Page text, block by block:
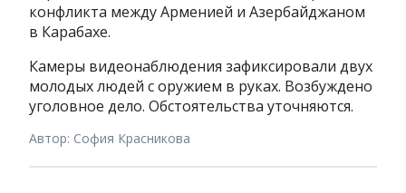
конфликта между Арменией и Азербайджаном
в Карабахе.
Камеры видеонаблюдения зафиксировали двух
молодых людей с оружием в руках. Возбуждено
уголовное дело. Обстоятельства уточняются.
Автор: София Красникова